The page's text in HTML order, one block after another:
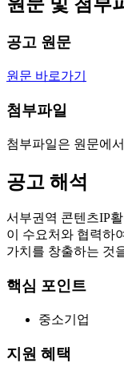
공고 원문
원문 바로가기
첨부파일
첨부파일은 원문에
공고 해석
서부권역 콘텐츠IP
이 수요처와 협력하
가치를 창출하는 것
핵심 포인트
중소기업
지원 혜택